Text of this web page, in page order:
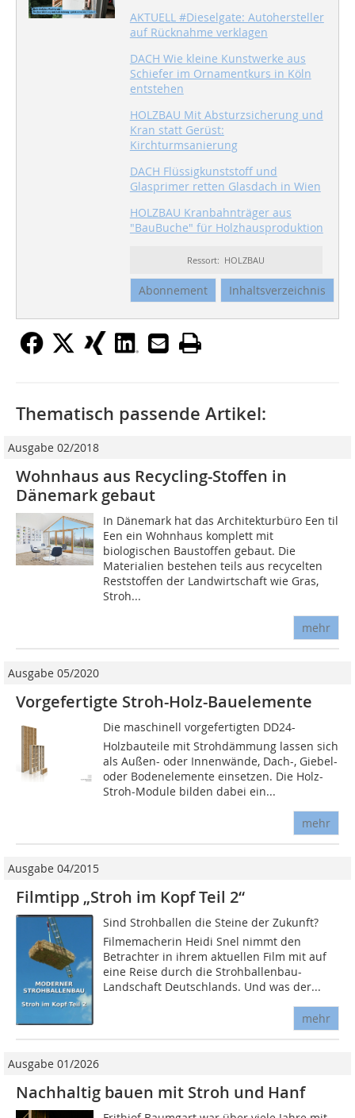
AKTUELL #Dieselgate: Autohersteller
auf Rücknahme verklagen
DACH Wie kleine Kunstwerke aus
Schiefer im Ornamentkurs in Köln
entstehen
HOLZBAU Mit Absturzsicherung und
Kran statt Gerüst:
Kirchturmsanierung
DACH Flüssigkunststoff und
Glasprimer retten Glasdach in Wien
HOLZBAU Kranbahnträger aus
"BauBuche" für Holzhausproduktion
Ressort: HOLZBAU
Abonnement Inhaltsverzeichnis
Thematisch passende Artikel:
Ausgabe 02/2018
Wohnhaus aus Recycling-Stoffen in
Dänemark gebaut
In Dänemark hat das Architekturbüro Een til
Een ein Wohnhaus komplett mit
biologischen Baustoffen gebaut. Die
Materialien bestehen teils aus recycelten
Reststoffen der Landwirtschaft wie Gras,
Stroh...
mehr
Ausgabe 05/2020
Vorgefertigte Stroh-Holz-Bauelemente
Die maschinell vorgefertigten DD24-
Holzbauteile mit Strohdämmung lassen sich
als Außen- oder Innenwände, Dach-, Giebel-
oder Bodenelemente einsetzen. Die Holz-
Stroh-Module bilden dabei ein...
mehr
Ausgabe 04/2015
Filmtipp „Stroh im Kopf Teil 2“
Sind Strohballen die Steine der Zukunft?
Filmemacherin Heidi Snel nimmt den
Betrachter in ihrem aktuellen Film mit auf
eine Reise durch die Strohballenbau-
Landschaft Deutschlands. Und was der...
mehr
Ausgabe 01/2026
Nachhaltig bauen mit Stroh und Hanf